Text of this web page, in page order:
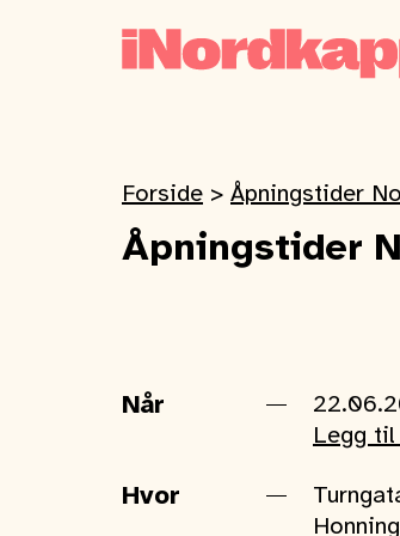
Forside > Åpningstider
Åpningstider
Når
Legg
Hvor